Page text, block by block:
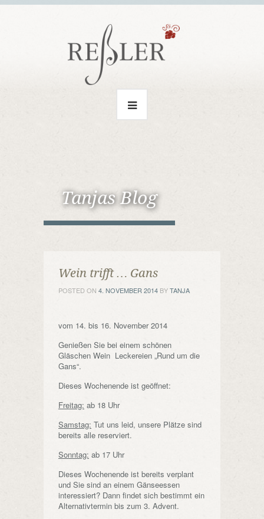
Tanjas Blog
Wein trifft … Gans
POSTED ON 4. NOVEMBER 2014 BYTANJA
vom 14. bis 16. November 2014
Genießen Sie bei einem schönen
Gläschen Wein Leckereien „Rund um die
Gans“.
Dieses Wochenende ist geöffnet:
Freitag: ab 18 Uhr
Samstag: Tut uns leid, unsere Plätze sind
bereits alle reserviert.
Sonntag: ab 17 Uhr
Dieses Wochenende ist bereits verplant
und Sie sind an einem Gänseessen
interessiert? Dann findet sich bestimmt ein
Alternativtermin bis zum 3. Advent.